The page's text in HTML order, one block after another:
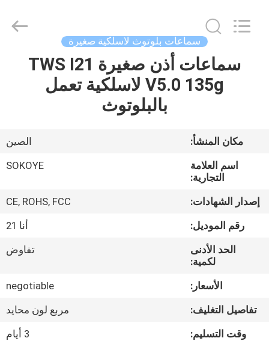
منزل،
معلومات
جولة
مراقبة
الجودة
Electronic
Co.,Ltd.
سماعات بلوتوث لاسلكية صغيرة
سماعات أذن صغيرة TWS I21
V5.0 135g لاسلكية تعمل
بالبلوتوث
مكان المنشأ:
الصين
اسم العلامة
التجارية:
SOKOYE
إصدار الشهادات:
CE, ROHS, FCC
رقم الموديل:
أنا 21
الحد الأدنى
لكمية:
تفاوض
الأسعار:
negotiable
تفاصيل التغليف:
مربع لون محايد
وقت التسليم:
3 أيام